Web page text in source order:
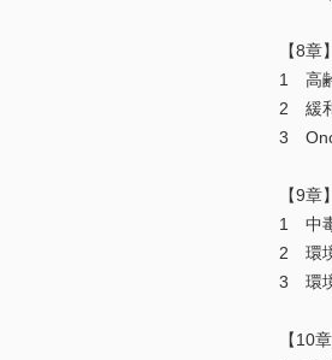
【8
1 高
2 緩
3
【9
1 中
2 環
3 環
【10